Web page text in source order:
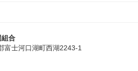
合
富士河口湖町西湖2243-1